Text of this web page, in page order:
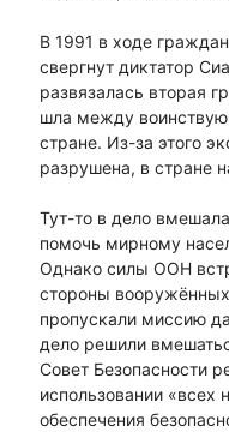
В 1991 в ходе
свергнут диктатор
развязалась вторая
шла между
стране. Из-за этого
разрушена, в стране
Тут-то в дело
помочь мирному
Однако силы ООН
стороны
пропускали миссию
дело решили
Совет Безопасности
использовании «всех
обеспечения